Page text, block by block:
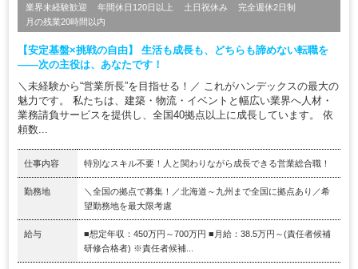
業界未経験歓迎 年間休日120日以上 土日祝休み
完全週休2日制
月の残業20時間以内
【安定基盤×挑戦の自由】 生活も成長も、どちらも諦めない転職を
——次の主役は、あなたです！
＼未経験から“営業所長”を目指せる！／ これがハンデックスの最大の
魅力です。 私たちは、建築・物流・イベントと幅広い業界へ人材・
業務請負サービスを提供し、全国40拠点以上に成長しています。 依
頼数...
仕事内容 特別なスキル不要！人と関わりながら成長できる営業総合職！
勤務地
＼全国の拠点で募集！／北海道～九州まで全国に拠点あり／希
望勤務地を最大限考慮
給与
■想定年収：450万円～700万円 ■月給：38.5万円～(責任者候補
研修合格者) ※責任者候補...